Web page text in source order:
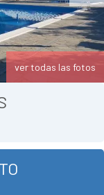
ver todas las fotos